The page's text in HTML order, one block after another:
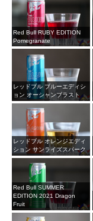
Red Bull RUBY EDITION
Pomegranate
レッドブル ブルーエディシ
ョン オーシャンブラスト
レッドブル オレンジエディ
ション サンライズスパーク
Red Bull SUMMER
EDITION 2021 Dragon
Fruit